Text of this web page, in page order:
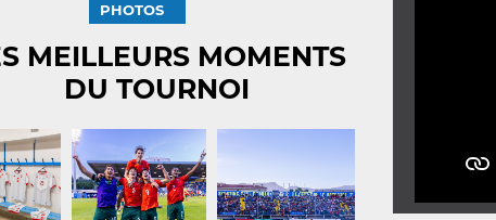
PHOTOS
MEILLEURS MOMENTS
DU TOURNOI